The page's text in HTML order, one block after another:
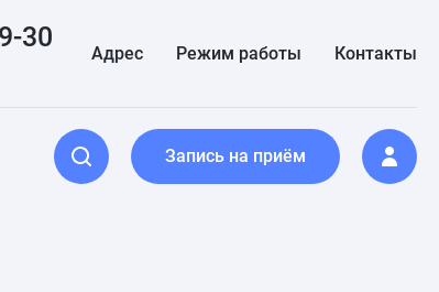
30 Адрес Режим работы Контакты
Запись на приём